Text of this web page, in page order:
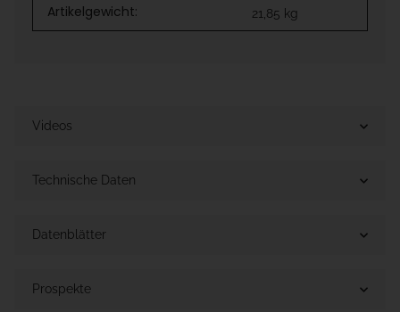
Artikelgewicht: 21,85 kg
Videos
Technische Daten
Datenblätter
Prospekte